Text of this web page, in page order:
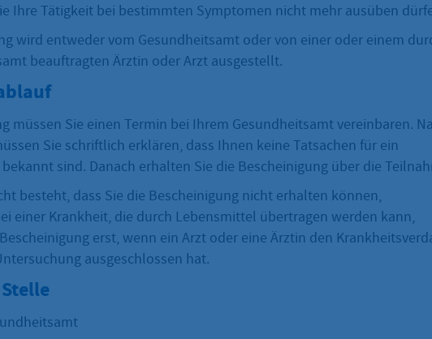
Ihre Tätigkeit bei bestimmten Symptomen nicht mehr ausüben
wird entweder vom Gesundheitsamt oder von einer oder einem
beauftragten Ärztin oder Arzt ausgestellt.
müssen Sie einen Termin bei Ihrem Gesundheitsamt vereinbaren.
Sie schriftlich erklären, dass Ihnen keine Tatsachen für ein
sind. Danach erhalten Sie die Bescheinigung über die
besteht, dass Sie die Bescheinigung nicht erhalten können,
einer Krankheit, die durch Lebensmittel übertragen werden kann,
erst, wenn ein Arzt oder eine Ärztin den
ausgeschlossen hat.